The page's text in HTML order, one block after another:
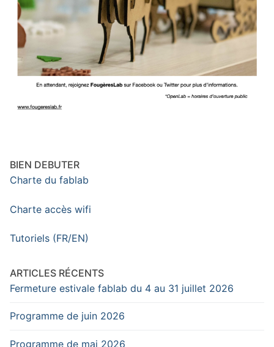
BIEN DEBUTER
Charte du fablab
Charte accès wifi
Tutoriels (FR/EN)
ARTICLES RÉCENTS
Fermeture estivale fablab du 4 au 31 juillet 2026
Programme de juin 2026
Programme de mai 2026